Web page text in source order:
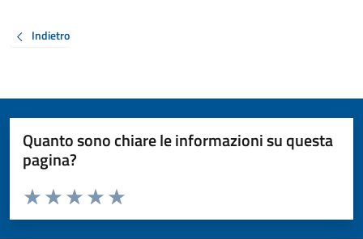
Indietro
Quanto sono chiare le informazioni su questa
pagina?
Valuta da 1 a 5 stelle la pagina
Valuta 5 stelle su 5
Valuta 4 stelle su 5
Valuta 3 stelle su 5
Valuta 2 stelle su 5
Valuta 1 stelle su 5